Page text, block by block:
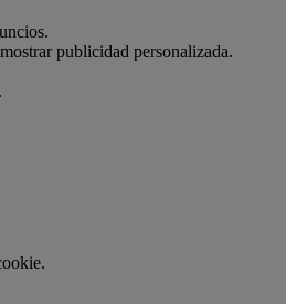
publicidad personalizada.